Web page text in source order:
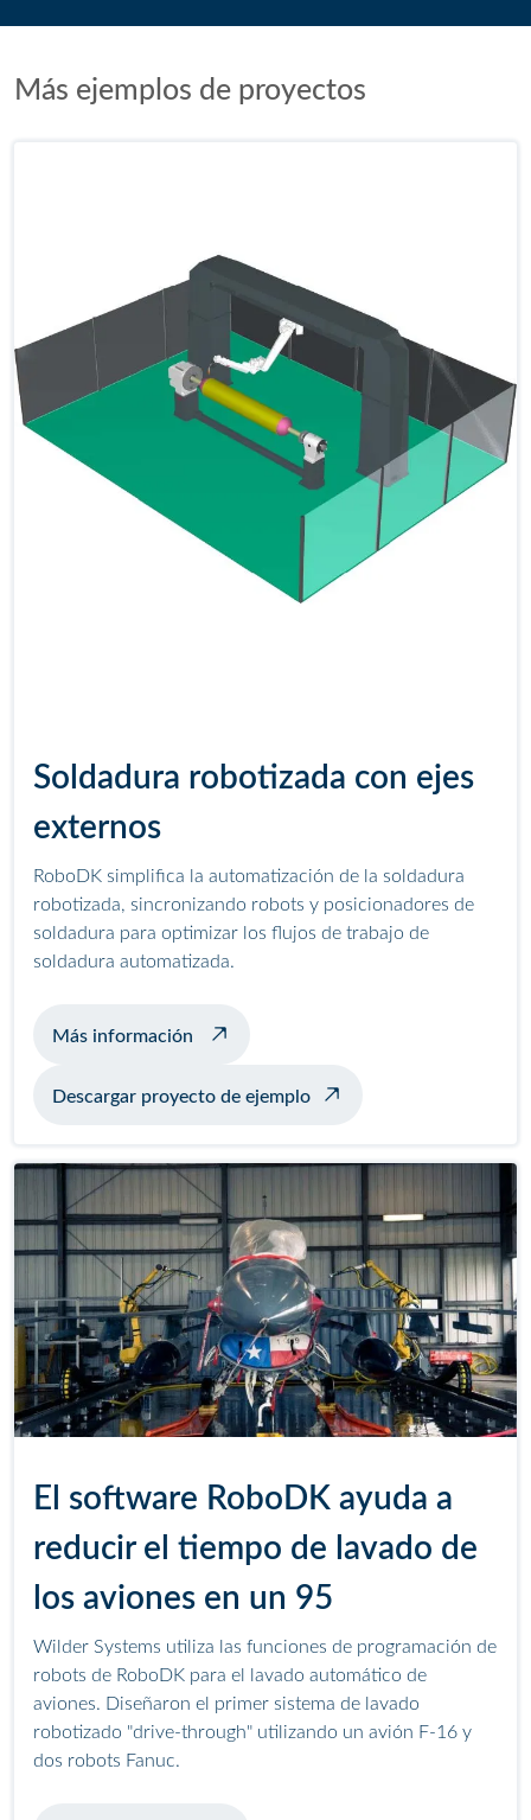
Más ejemplos de proyectos
Soldadura robotizada con ejes
externos
RoboDK simplifica la automatización de la soldadura
robotizada, sincronizando robots y posicionadores de
soldadura para optimizar los flujos de trabajo de
soldadura automatizada.
Más información sobre soldadura de ejemplo con
Descargar proyecto de ejemplo
El software RoboDK ayuda a
reducir el tiempo de lavado de
los aviones en un 95
Wilder Systems utiliza las funciones de programación de
robots de RoboDK para el lavado automático de
aviones. Diseñaron el primer sistema de lavado
robotizado "drive-through" utilizando un avión F-16 y
dos robots Fanuc.